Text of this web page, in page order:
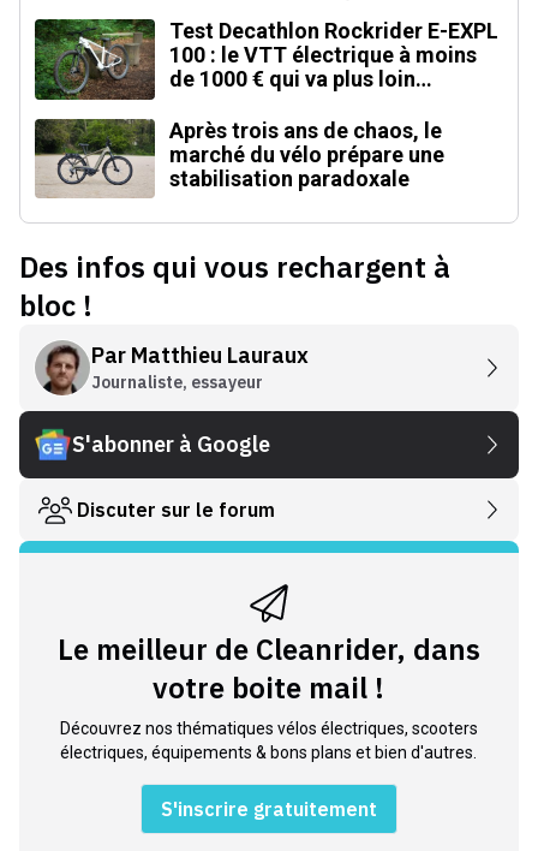
Test Decathlon Rockrider E-EXPL
100 : le VTT électrique à moins
de 1000 € qui va plus loin
Après trois ans de chaos, le
marché du vélo prépare une
stabilisation paradoxale
Des infos qui vous rechargent à
bloc !
Par Matthieu Lauraux
Journaliste, essayeur
S'abonner à Google
Discuter sur le forum
Le meilleur de Cleanrider, dans
votre boite mail !
Découvrez nos thématiques vélos électriques, scooters
électriques, équipements & bons plans et bien d'autres.
S'inscrire gratuitement